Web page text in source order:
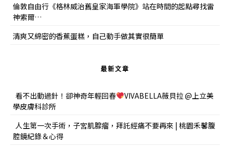
倫敦自由行《格林威治舊皇家海軍學院》站在時間的起點尋找雷
神索爾…
清爽又綿密的香蕉蛋糕，自己動手做其實很簡單
最新文章
看不出動過針！卻神奇年輕回春
VIVABELLA薇貝拉 @上立美
學皮膚科診所
人生第一次手術，子宮肌腺瘤，拜託經痛不要再來 | 桃園禾馨腹
腔鏡紀錄＆心得